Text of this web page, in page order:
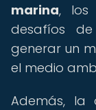
marina, los
desafíos
generar un
el medio
Además, la